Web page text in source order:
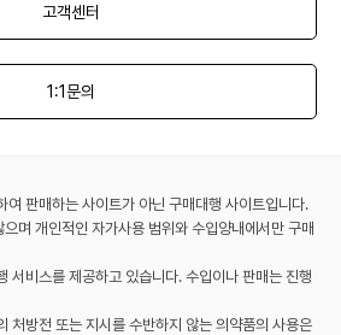
고객센터
1:1문의
여 판매하는 사이트가 아닌 구매대행 사이트입니다.
며 개인적인 자가사용 범위와 수입양내에서만 구매
서비스를 제공하고 있습니다. 수입이나 판매는 진행
처방전 또는 지시를 수반하지 않는 의약품의 사용은